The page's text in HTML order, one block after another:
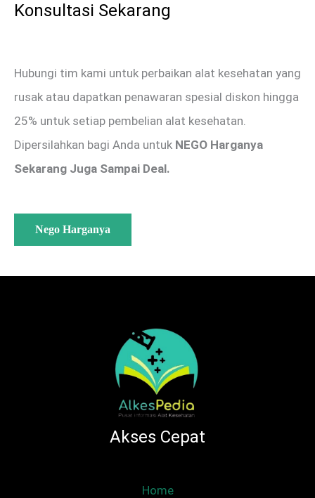
Konsultasi Sekarang
Hubungi tim kami untuk perbaikan alat kesehatan yang
rusak atau dapatkan penawaran spesial diskon hingga
25% untuk setiap pembelian alat kesehatan.
Dipersilahkan bagi Anda untuk NEGO Harganya
Sekarang Juga Sampai Deal.
Nego Harganya
Akses Cepat
Home